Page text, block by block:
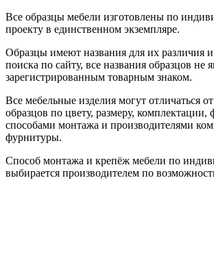
Все образцы мебели изготовлены по
проекту в единственном экземпляре.
Образцы имеют названия для их различия
поиска по сайту, все названия образцов не
зарегистрированным товарным знаком.
Все мебельные изделия могут отличаться
образцов по цвету, размеру, комплектации,
способами монтажа и производителями
фурнитуры.
Способ монтажа и крепёж мебели по
выбирается производителем по